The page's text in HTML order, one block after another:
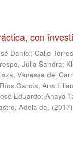
con
Daniel; Calle
Julia Sandra;
Vanessa del
Ríos García, Ana
Eduardo; Anaya
Adela de, (2017)